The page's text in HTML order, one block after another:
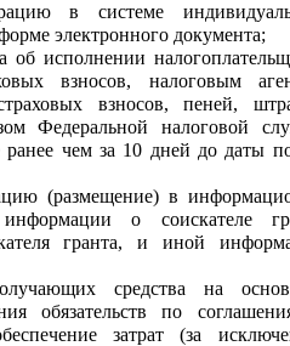
в системе
электронного документа;
об исполнении
взносов, налоговым
взносов, пеней,
Федеральной налоговой
чем за 10 дней до даты
(размещение) в
о соискателе
гранта, и иной
средства на
обязательств по
затрат (за